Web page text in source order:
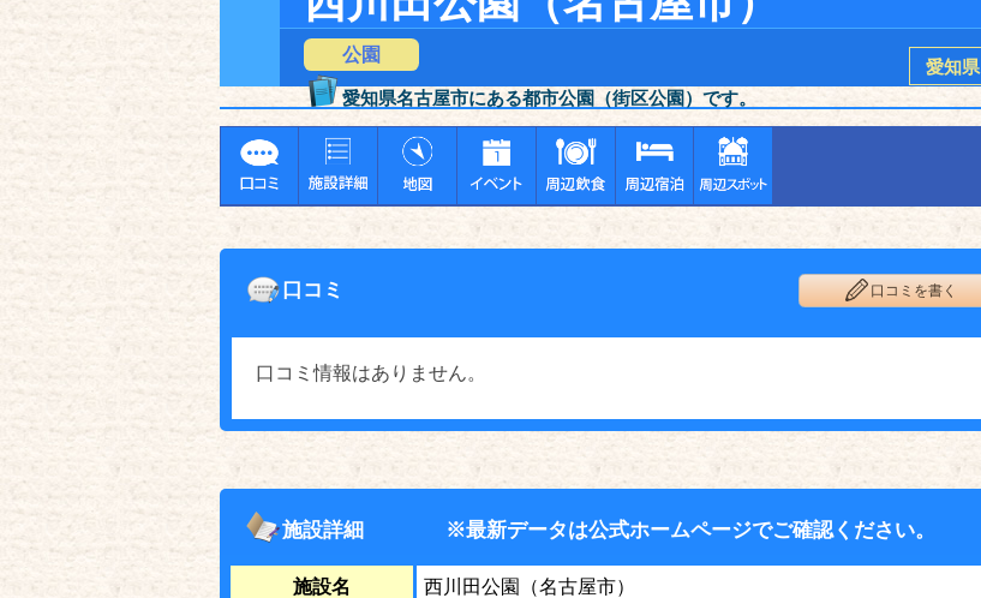
公園
愛知県
愛知県名古屋市にある都市公園（街区公園）です。
口コミ 口コミを書く
口コミ情報はありません。
施設詳細 ※最新データは公式ホームページでご確認ください。
施設名 西川田公園（名古屋市）